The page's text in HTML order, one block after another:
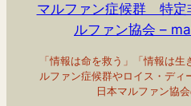
マルファン症候群 特定
ルファン協会 –
「情報は命を救う」「情報は
ルファン症候群やロイス・ディ
日本マルファン協